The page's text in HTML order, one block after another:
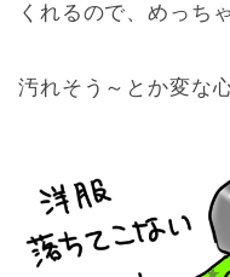
くれるので、めっち
汚れそう～とか変な